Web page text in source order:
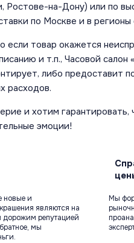
Ростове-на-Дону) или по
по Москве и в регионы
если товар окажется
и т.п., Часовой
либо предоставит
расходов.
и хотим гарантировать,
эмоции!
новые и
являются на
репутацией
мы
Мы